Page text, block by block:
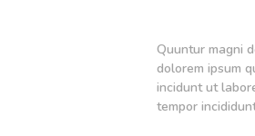
Quuntur magni
dolorem ipsum
incidunt ut
tempor